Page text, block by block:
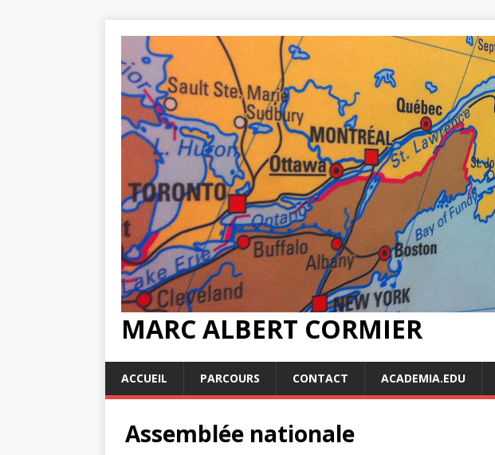
MARC ALBERT CORMIER
ACCUEIL PARCOURS CONTACT ACADEMIA.EDU
Assemblée nationale